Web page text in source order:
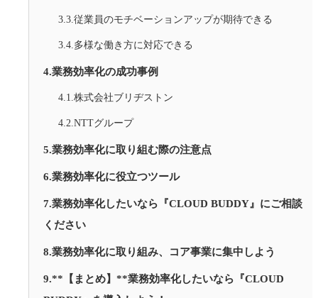
3.3.従業員のモチベーションアップが期待できる
3.4.多様な働き方に対応できる
4.業務効率化の成功事例
4.1.株式会社ブリヂストン
4.2.NTTグループ
5.業務効率化に取り組む際の注意点
6.業務効率化に役立つツール
7.業務効率化したいなら『CLOUD BUDDY』にご相談
ください
8.業務効率化に取り組み、コア事業に集中しよう
9.**【まとめ】**業務効率化したいなら『CLOUD